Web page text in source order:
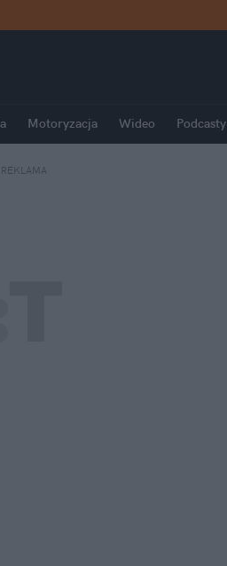
Motoryzacja Wideo Podcasty
REKLAMA